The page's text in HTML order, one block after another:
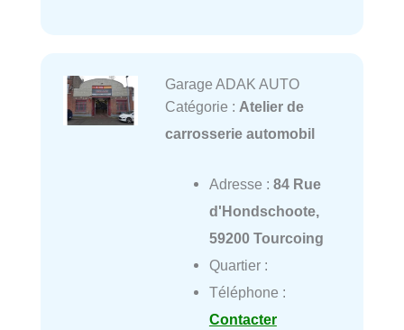
Garage ADAK AUTO
Catégorie : Atelier de
carrosserie automobil
Adresse : 84 Rue
d'Hondschoote,
59200 Tourcoing
Quartier :
Téléphone :
Contacter